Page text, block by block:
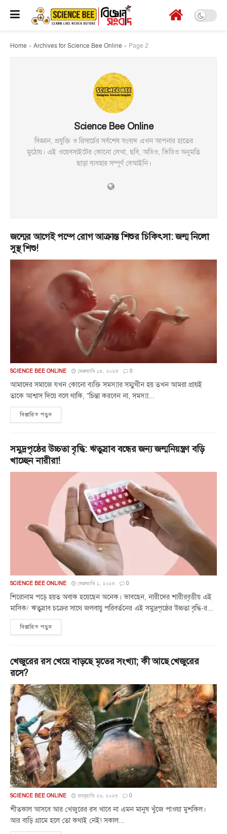
Home » Archives for Science Bee Online » Page 2
Science Bee Online
বিজ্ঞান, প্রযুক্তি ও রিসার্চের সর্বশেষ সংবাদ এখন আপনার হাতের
মুঠোয়। এই ওয়েবসাইটের কোনো লেখা, ছবি, অডিও, ভিডিও অনুমতি
ছাড়া ব্যবহার সম্পূর্ণ বেআইনি।
জন্মের আগেই পম্পে রোগ আক্রান্ত শিশুর চিকিৎসা: জন্ম নিলো
সুস্থ শিশু!
SCIENCE BEE ONLINE ফেব্রুয়ারি ১৪, ২০২৩ 0
আমাদের সমাজে যখন কোনো ব্যক্তি সমস্যার সম্মুখীন হয় তখন আমরা প্রায়ই
তাকে আশ্বাস দিয়ে বলে থাকি, "চিন্তা করবেন না, সমস্যা...
বিস্তারিত পড়ুন
সমুদ্রপৃষ্ঠের উচ্চতা বৃদ্ধি: ঋতুস্রাব বন্ধের জন্য জন্মনিয়ন্ত্রণ বড়ি
খাচ্ছেন নারীরা!
SCIENCE BEE ONLINE ফেব্রুয়ারি ১, ২০২৩ 0
শিরোনাম পড়ে হয়ত অবাক হয়েছেন অনেক। ভাবছেন, নারীদের শারীরবৃত্তীয় এই
মাসিক/ ঋতুস্রাব চক্রের সাথে জলবায়ু পরিবর্তনের এই সমুদ্রপৃষ্ঠের উচ্চতা বৃদ্ধি-র...
বিস্তারিত পড়ুন
খেজুরের রস খেয়ে বাড়ছে মৃতের সংখ্যা; কী আছে খেজুরের
রসে?
SCIENCE BEE ONLINE জানুয়ারি ২৬, ২০২৩ 0
শীতকাল আসবে আর খেজুরের রস খাবে না এমন মানুষ খুঁজে পাওয়া মুশকিল।
আর বাড়ি গ্রামে হলে তো কথাই নেই! সকাল...